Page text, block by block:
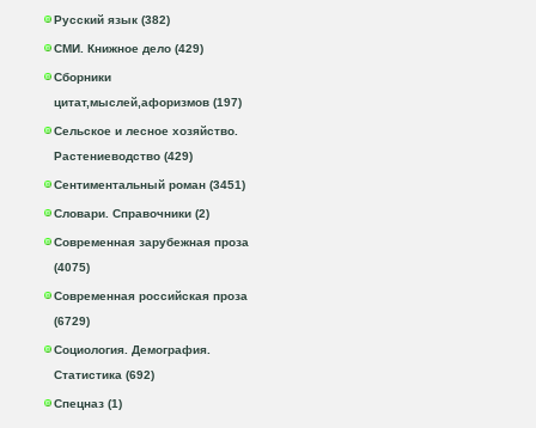
Русский язык (382)
СМИ. Книжное дело (429)
Сборники
цитат,мыслей,афоризмов (197)
Сельское и лесное хозяйство.
Растениеводство (429)
Сентиментальный роман (3451)
Словари. Справочники (2)
Современная зарубежная проза
(4075)
Современная российская проза
(6729)
Социология. Демография.
Статистика (692)
Спецназ (1)